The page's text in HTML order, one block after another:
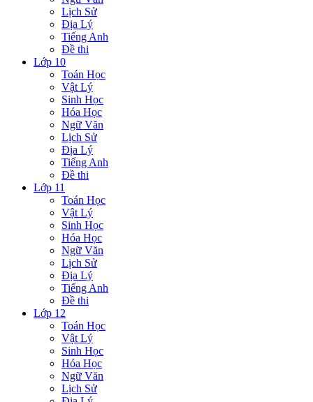
Lịch Sử
Địa Lý
Tiếng Anh
Đề thi
Lớp 10
Toán Học
Vật Lý
Sinh Học
Hóa Học
Ngữ Văn
Lịch Sử
Địa Lý
Tiếng Anh
Đề thi
Lớp 11
Toán Học
Vật Lý
Sinh Học
Hóa Học
Ngữ Văn
Lịch Sử
Địa Lý
Tiếng Anh
Đề thi
Lớp 12
Toán Học
Vật Lý
Sinh Học
Hóa Học
Ngữ Văn
Lịch Sử